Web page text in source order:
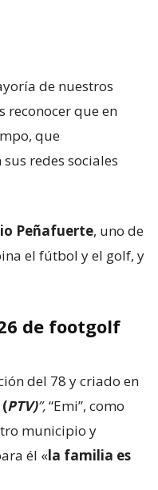
de nuestros
reconocer que en
que
redes sociales
Peñafuerte, uno de
el fútbol y el golf, y
de footgolf
del 78 y criado en
PTV)”,“Emi”, como
municipio y
él «la familia es